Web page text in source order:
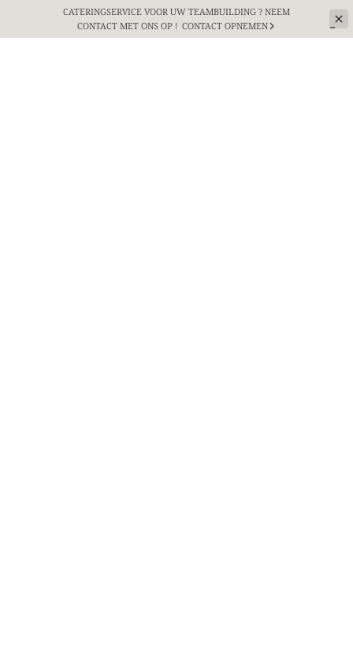
CATERINGSERVICE VOOR UW TEAMBUILDING ? NEEM
CONTACT MET ONS OP ! CONTACT OPNEMEN